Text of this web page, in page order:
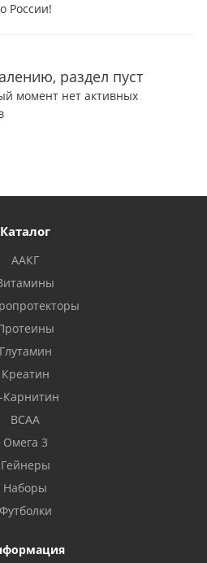
России!
раздел пуст
момент нет активных
Каталог
ААКГ
Глутамин
Креатин
BCAA
Омега 3
Гейнеры
Наборы
Футболки